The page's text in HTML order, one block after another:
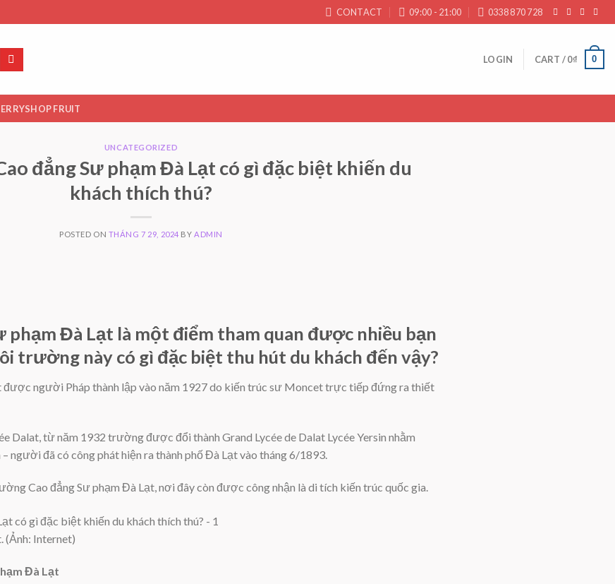
CONTACT 09:00 - 21:00 0338 870 728
LOGIN CART /0₫ 0
FRUIT
UNCATEGORIZED
đẳng Sư phạm Đà Lạt có gì đặc biệt khiến du
khách thích thú?
POSTED ON THÁNG 7 29, 2024 BY ADMIN
phạm Đà Lạt là một điểm tham quan được nhiều bạn
trường này có gì đặc biệt thu hút du khách đến vậy?
người Pháp thành lập vào năm 1927 do kiến trúc sư Moncet trực tiếp đứng ra thiết
Dalat, từ năm 1932 trường được đổi thành Grand Lycée de Dalat Lycée Yersin nhằm
người đã có công phát hiện ra thành phố Đà Lạt vào tháng 6/1893.
Cao đẳng Sư phạm Đà Lạt, nơi đây còn được công nhận là di tích kiến trúc quốc gia.
(Ảnh: Internet)
Đà Lạt